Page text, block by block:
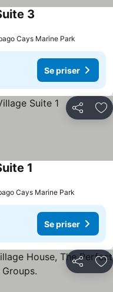
3
Cays Marine Park
Se priser
Dela
1
Cays Marine Park
Se priser
Dela